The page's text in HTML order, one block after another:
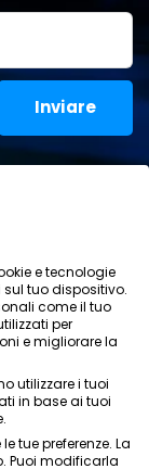
sulla privacy
generali
sui cookies
Avviso legale
Contatti
e tecnologie
tuo dispositivo.
come il tuo
per
e migliorare la
utilizzare i tuoi
in base ai tuoi
tue preferenze. La
Puoi modificarla